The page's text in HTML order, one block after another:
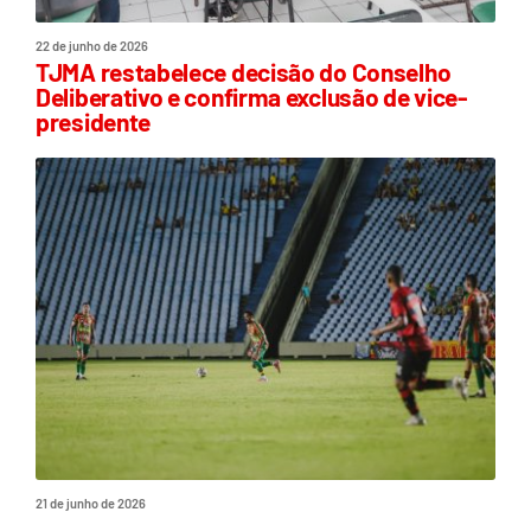
22 de junho de 2026
TJMA restabelece decisão do Conselho
Deliberativo e confirma exclusão de vice-
presidente
21 de junho de 2026